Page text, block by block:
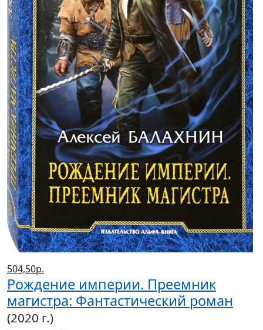
504,50р.
Рождение империи. Преемник
магистра: Фантастический роман
(2020 г.)